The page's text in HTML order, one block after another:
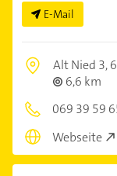
E-Mail
Alt Nied 3,
6,6 km
069 39 59
Webseite